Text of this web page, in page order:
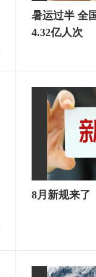
暑运过半 全
4.32亿人次
8月新规来了